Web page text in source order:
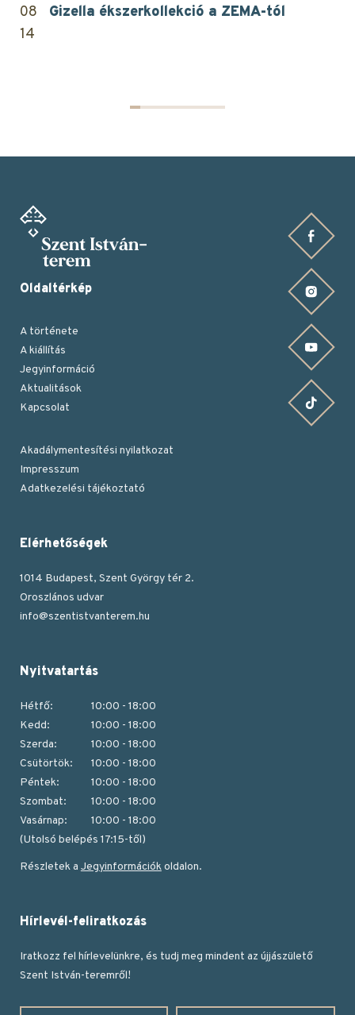
08
14
Gizella ékszerkollekció a ZEMA-tól
Facebook oldalunk
Instagram oldalunk
YouTube csatornánk
TikTok oldalunk
Oldaltérkép
A története
A kiállítás
Jegyinformáció
Aktualitások
Kapcsolat
Lábléc
Akadálymentesítési nyilatkozat
Impresszum
Adatkezelési tájékoztató
Elérhetőségek
1014 Budapest, Szent György tér 2.
Oroszlános udvar
info@szentistvanterem.hu
Nyitvatartás
Hétfő:
10:00 - 18:00
Kedd:
10:00 - 18:00
Szerda:
10:00 - 18:00
Csütörtök:
10:00 - 18:00
Péntek:
10:00 - 18:00
Szombat:
10:00 - 18:00
Vasárnap:
10:00 - 18:00
(Utolsó belépés 17:15-től)
Részletek a Jegyinformációkoldalon.
Hírlevél-feliratkozás
Iratkozz fel hírlevelünkre, és tudj meg mindent az újjászülető
Szent István-teremről!